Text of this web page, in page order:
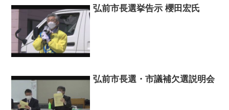
弘前市長選挙告示 櫻田宏氏
弘前市長選・市議補欠選説明会